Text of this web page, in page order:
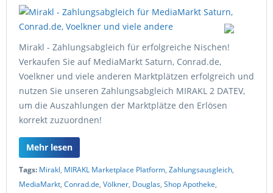
Mirakl - Zahlungsabgleich für erfolgreiche Nischen!
Verkaufen Sie auf MediaMarkt Saturn, Conrad.de,
Voelkner und viele anderen Marktplätzen erfolgreich und
nutzen Sie unseren Zahlungsabgleich MIRAKL 2 DATEV,
um die Auszahlungen der Marktplätze den Erlösen
korrekt zuzuordnen!
Mehr lesen
Tags: Mirakl, MIRAKL Marketplace Platform, Zahlungsausgleich,
MediaMarkt, Conrad.de, Völkner, Douglas, Shop Apotheke,